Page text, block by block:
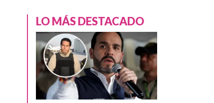
LO MÁS DESTACADO